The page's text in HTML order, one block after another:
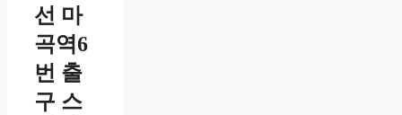
선 마
곡역6
번 출
구 스